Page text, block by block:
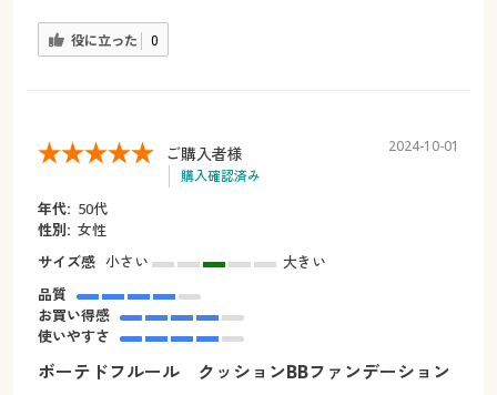
役に立った 0
ご購入者様
購入確認済み
2024-10-01
年代: 50代
性別: 女性
サイズ感 小さい
大きい
品質
お買い得感
使いやすさ
ボーテドフルール クッションBBファンデーション